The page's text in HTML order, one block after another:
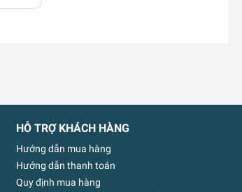
HỖ TRỢ KHÁCH HÀNG
Hướng dẫn mua hàng
Hướng dẫn thanh toán
Quy định mua hàng